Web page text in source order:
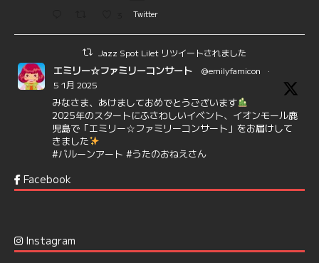
Twitter
Jazz Spot Lilet リツイートされました
エミリー☆ファミリーコンサート @emilyfamicon
·
5 1月 2025
みなさま、あけましておめでとうございます
2025年のスタートにふさわしいイベント、イオンモール鹿
児島で「エミリー☆ファミリーコンサート」をお届けして
きました
#バルーンアート #うたのおねえさん
6 7
@delightful_gang
Facebook
Instagram